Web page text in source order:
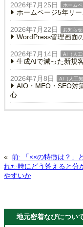
2026年7月25日 ホーム
ホームページ5年リ
2026年7月22日 お知ら
WordPress管理画面
2026年7月14日 AI（人工
生成AIで減った新規
2026年7月8日 AI（人工知
AIO・MEO・SEO対
心
« 前:
「××の特徴は？」
れた時にどう答えると分
やすいか
地元密着なびについ